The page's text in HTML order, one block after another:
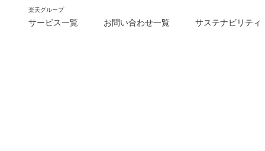
楽天グループ
サービス一覧 お問い合わせ一覧 サステナビリティ